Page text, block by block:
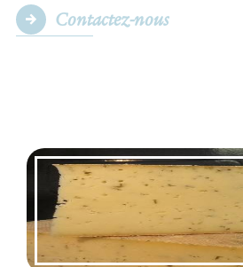
Contactez-nous